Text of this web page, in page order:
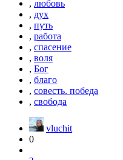
, любовь
, дух
, путь
, работа
, спасение
, воля
, Бог
, благо
, совесть. победа
, свобода
vluchit
0